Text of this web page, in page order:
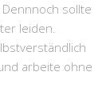
sollte
leiden.
arbeite ohne